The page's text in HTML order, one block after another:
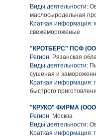
Виды деятельности:
маслосыродельная
Краткая информация:
свежемороженые
"КРОТБЕРС" ПСФ
Регион: Рязанская
Виды деятельности:
сушеная и
Краткая информация:
быстрого
"КРУКО" ФИРМА
Регион: Москва
Виды деятельности:
Краткая информация: